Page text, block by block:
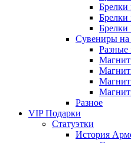
Брелки
Брелки
Брелки
Сувениры на
Разные
Разное
VIP Подарки
Статуэтки
История